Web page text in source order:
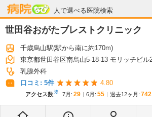
人で選べる医院検索
病院なび
世田谷おがたブレストクリニック
千歳烏山駅(駅から南に約170m)
東京都世田谷区南烏山5-18-13 モリッチビル
乳腺外科
口コミ: 5件 4.80
アクセス数※ 7月 : 29 6月 : 55 過去12ヶ月: 742